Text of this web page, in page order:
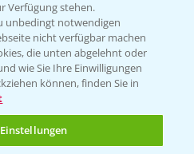
564 1
20220
Verfügung stehen.
unbedingt notwendigen
nicht verfügbar machen
die unten abgelehnt oder
wie Sie Ihre Einwilligungen
können, finden Sie in